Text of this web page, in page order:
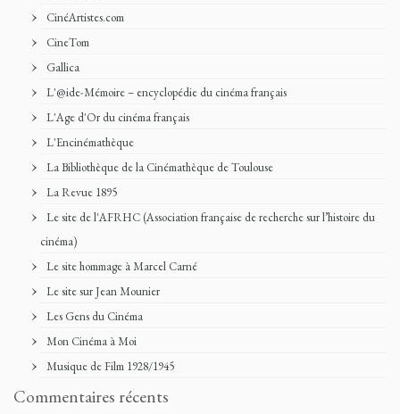
CinéArtistes.com
CineTom
Gallica
L'@ide-Mémoire – encyclopédie du cinéma français
L'Age d'Or du cinéma français
L'Encinémathèque
La Bibliothèque de la Cinémathèque de Toulouse
La Revue 1895
Le site de l'AFRHC (Association française de recherche sur l’histoire du
cinéma)
Le site hommage à Marcel Carné
Le site sur Jean Mounier
Les Gens du Cinéma
Mon Cinéma à Moi
Musique de Film 1928/1945
Commentaires récents